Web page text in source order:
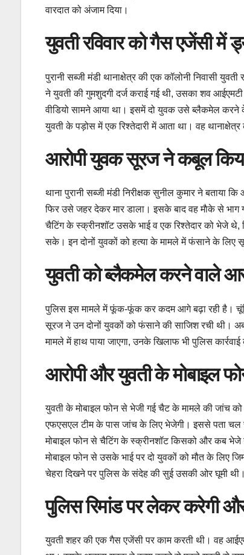
वारदात को अंजाम दिया।
युवती रविवार को गैस एजेंसी में
पुरानी सब्जी मंडी थानाक्षेत्र की एक कॉलोनी निवासी
ने युवती की गुमशुदगी दर्ज कराई गई थी, उसका शव
वीडियो सामने आया था। इसमें दो युवक उसे ब्लैकमेल करने
युवती के पड़ोस में एक रिश्तेदारी में आता था। वह थानाक्षेत्र
आरोपी युवक सूरज ने कबूल
थाना पुरानी सब्जी मंडी निरीक्षक सुनील कुमार ने
फिर उसे जहर देकर मार डाला। इसके बाद वह माैके से भाग
चैटिंग के स्क्रीनशॉट उसके भाई व एक रिश्तेदार को भेजे
सके। इन दोनों युवकों को हत्या के मामले में फंसाने के लिए
युवती को ब्लैकमेल करने वाले
पुलिस इस मामले में फूंक-फूंक कर कदम आगे बढ़ा रही है। चूंकि
सूरज ने उन दोनों युवकों को फंसाने की साजिश रची थी।
मामले में हाथ पाया जाएगा, उनके खिलाफ भी पुलिस
आरोपी और युवती के मोबाइल
युवती के मोबाइल फोन से भेजी गई चैट के मामले की जांच को
एफएसएल टीम के पास जांच के लिए भेजेगी। इससे पता चल
मोबाइल फोन से चैटिंग के स्क्रीनशॉट किसको और कब
मोबाइल फोन से उसके भाई पर दो युवकों को मौत के लिए
चेहरा दिखने पर पुलिस के संदेह की सुई उसकी ओर घूमी थी।
पुलिस रिमांड पर लेकर करेगी
युवती शहर की एक गैस एजेंसी पर काम करती थी। वह